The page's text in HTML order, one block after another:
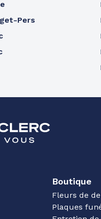
Pers
Boutique
Fleurs de
Plaques